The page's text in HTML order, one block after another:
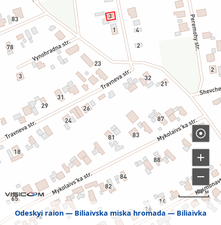
Odeskyi raion Biliaivska miska hromada Biliaivka
50 м